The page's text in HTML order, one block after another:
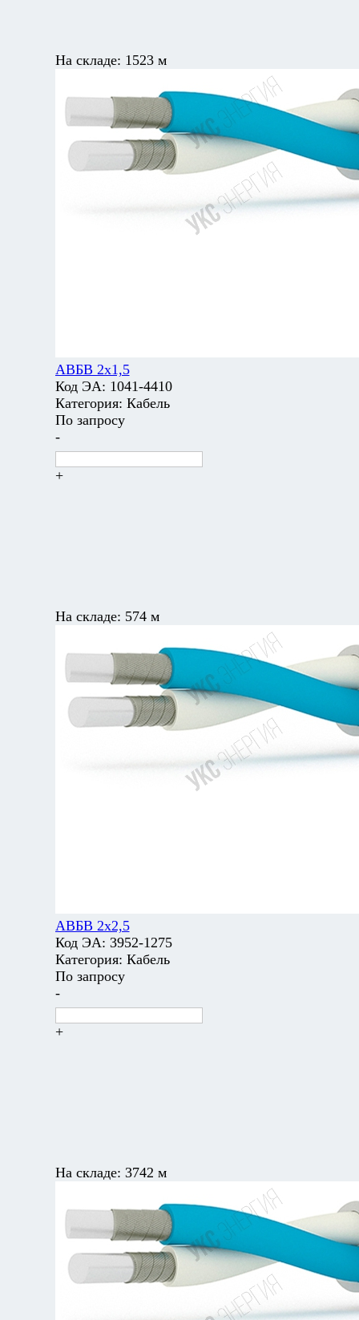
На складе: 1523 м
АВБВ 2х1,5
Код ЭА: 1041-4410
Категория: Кабель
По запросу
-
+
На складе: 574 м
АВБВ 2х2,5
Код ЭА: 3952-1275
Категория: Кабель
По запросу
-
+
На складе: 3742 м